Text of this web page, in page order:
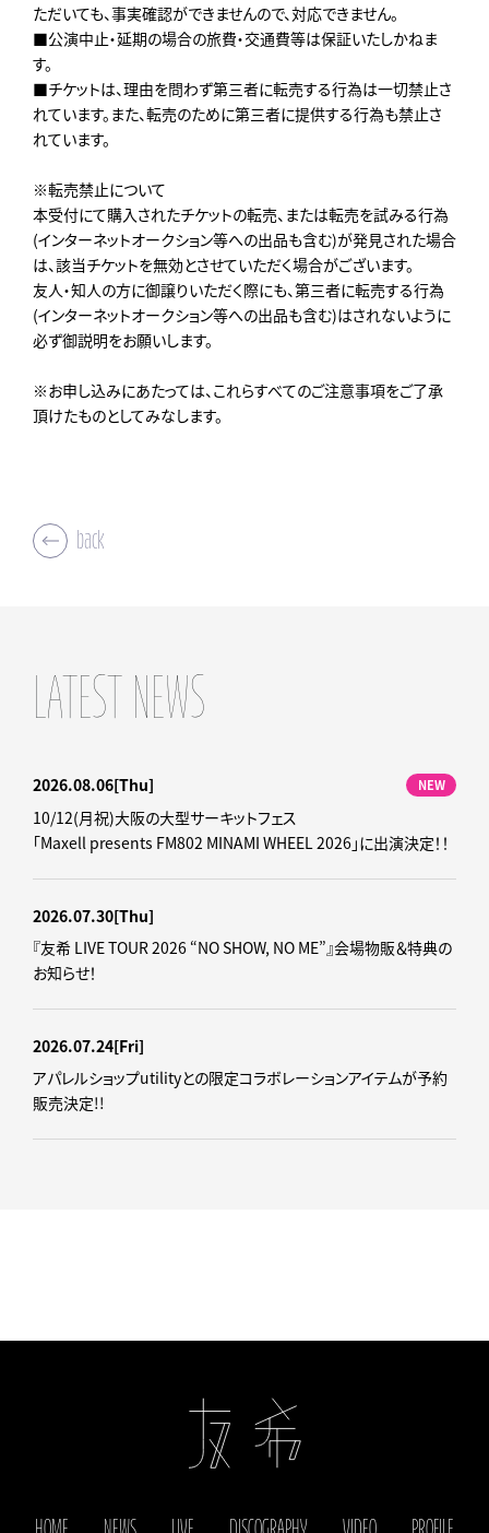
ただいても、事実確認ができませんので、対応できません。
■公演中止・延期の場合の旅費・交通費等は保証いたしかねま
す。
■チケットは、理由を問わず第三者に転売する行為は一切禁止さ
れています。また、転売のために第三者に提供する行為も禁止さ
れています。
※転売禁止について
本受付にて購入されたチケットの転売、または転売を試みる行為
(インターネットオークション等への出品も含む)が発見された場合
は、該当チケットを無効とさせていただく場合がございます。
友人・知人の方に御譲りいただく際にも、第三者に転売する行為
(インターネットオークション等への出品も含む)はされないように
必ず御説明をお願いします。
※お申し込みにあたっては、これらすべてのご注意事項をご了承
頂けたものとしてみなします。
back
LATEST NEWS
2026.08.06[Thu] NEW
10/12(月祝)大阪の大型サーキットフェス
「Maxell presents FM802 MINAMI WHEEL 2026」に出演決定！！
2026.07.30[Thu]
『友希 LIVE TOUR 2026 “NO SHOW, NO ME”』会場物販＆特典の
お知らせ！
2026.07.24[Fri]
アパレルショップutilityとの限定コラボレーションアイテムが予約
販売決定!!